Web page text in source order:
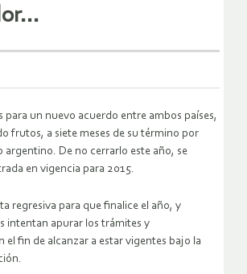
para un nuevo acuerdo entre ambos países,
frutos, a siete meses de su término por
argentino. De no cerrarlo este año, se
en vigencia para 2015.
regresiva para que finalice el año, y
intentan apurar los trámites y
el fin de alcanzar a estar vigentes bajo la